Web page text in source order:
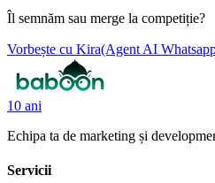
Îl semnăm sau merge la competiție?
Vorbește cu Kira(Agent AI
10 ani
Echipa ta de marketing și
Servicii